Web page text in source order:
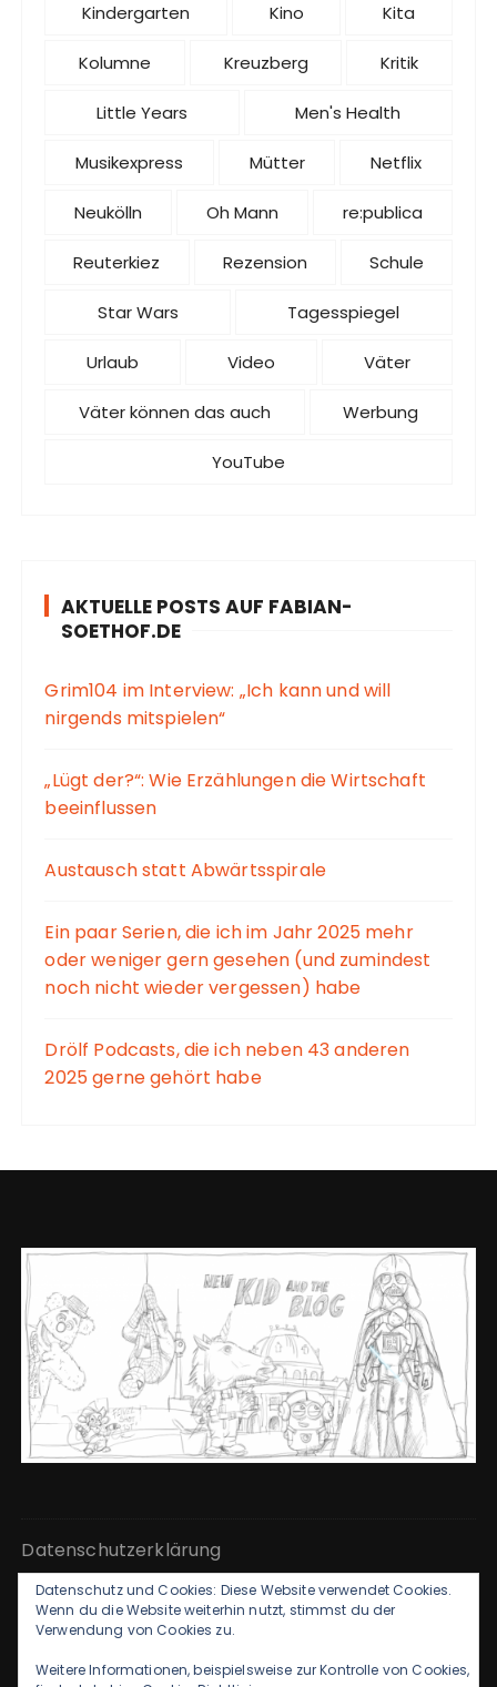
Kindergarten Kino Kita
Kolumne Kreuzberg Kritik
Little Years Men's Health
Musikexpress Mütter Netflix
Neukölln Oh Mann re:publica
Reuterkiez Rezension Schule
Star Wars Tagesspiegel
Urlaub Video Väter
Väter können das auch Werbung
YouTube
AKTUELLE POSTS AUF FABIAN-
SOETHOF.DE
Grim104 im Interview: „Ich kann und will
nirgends mitspielen“
„Lügt der?“: Wie Erzählungen die Wirtschaft
beeinflussen
Austausch statt Abwärtsspirale
Ein paar Serien, die ich im Jahr 2025 mehr
oder weniger gern gesehen (und zumindest
noch nicht wieder vergessen) habe
Drölf Podcasts, die ich neben 43 anderen
2025 gerne gehört habe
Datenschutzerklärung
Kontakt & Impressum
Datenschutz und Cookies: Diese Website verwendet Cookies.
Wenn du die Website weiterhin nutzt, stimmst du der
Verwendung von Cookies zu.
Weitere Informationen, beispielsweise zur Kontrolle von Cookies,